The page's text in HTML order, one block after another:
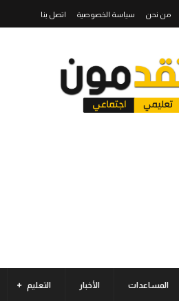
من نحن سياسة الخصوصية اتصل بنا
المساعدات الأخبار التعليم